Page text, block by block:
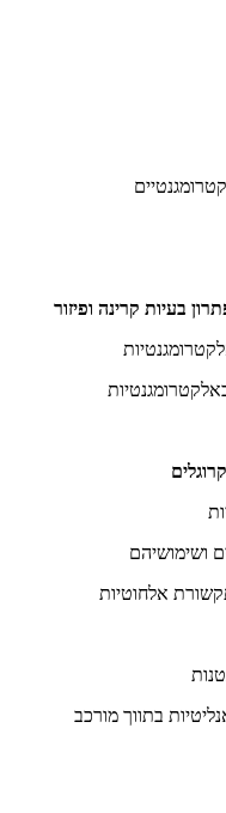
ושימושיהם
אלחוטיות
בתווך מורכב